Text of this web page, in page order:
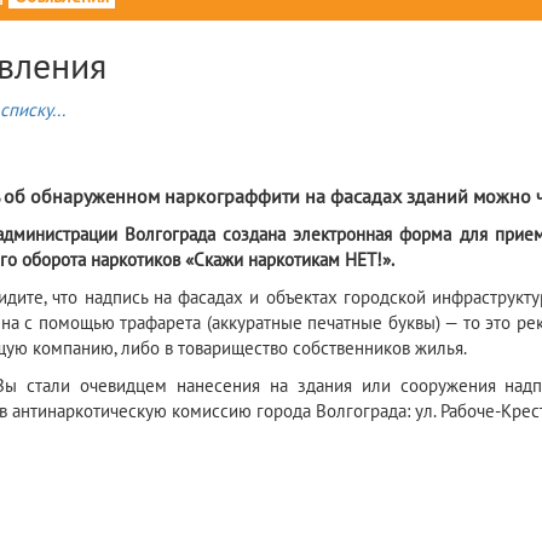
обнаруженном наркограффити на фасадах зданий можно
Волгограда создана электронная форма для
оборота наркотиков «Скажи наркотикам НЕТ!».
что надпись на фасадах и объектах городской
с помощью трафарета (аккуратные печатные буквы) — то это
компанию, либо в товарищество собственников жилья.
стали очевидцем нанесения на здания или сооружения
антинаркотическую комиссию города Волгограда: ул. Рабоче-